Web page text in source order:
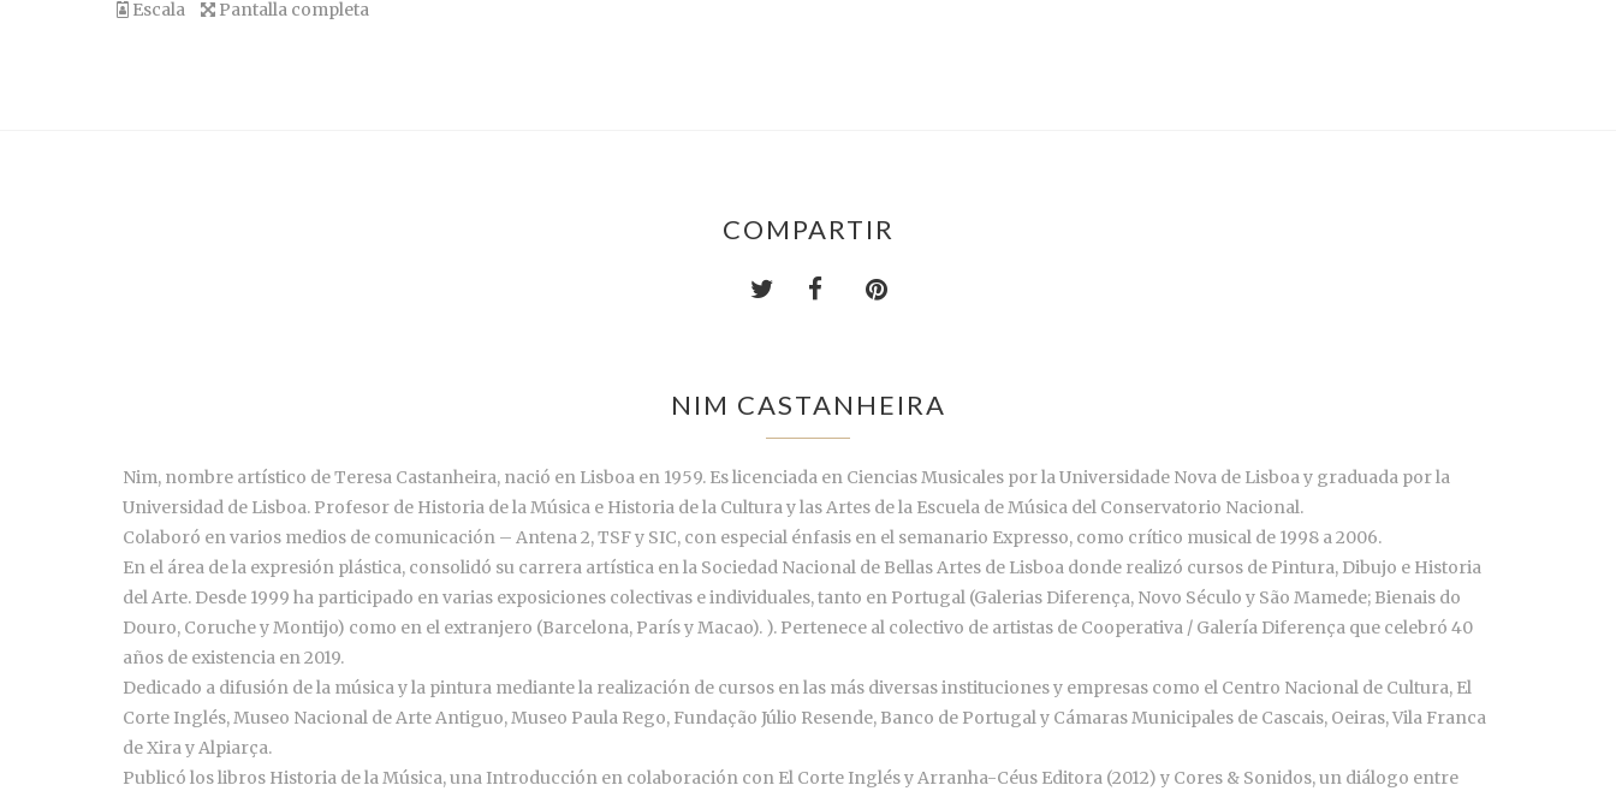
Escala Pantalla completa
COMPARTIR
NIM CASTANHEIRA
Nim, nombre artístico de Teresa Castanheira, nació en Lisboa en 1959. Es licenciada en Ciencias Musicales por la Universidade Nova de Lisboa y graduada por la
Universidad de Lisboa. Profesor de Historia de la Música e Historia de la Cultura y las Artes de la Escuela de Música del Conservatorio Nacional.
Colaboró en varios medios de comunicación – Antena 2, TSF y SIC, con especial énfasis en el semanario Expresso, como crítico musical de 1998 a 2006.
En el área de la expresión plástica, consolidó su carrera artística en la Sociedad Nacional de Bellas Artes de Lisboa donde realizó cursos de Pintura, Dibujo e Historia
del Arte. Desde 1999 ha participado en varias exposiciones colectivas e individuales, tanto en Portugal (Galerias Diferença, Novo Século y São Mamede; Bienais do
Douro, Coruche y Montijo) como en el extranjero (Barcelona, París y Macao). ). Pertenece al colectivo de artistas de Cooperativa / Galería Diferença que celebró 40
años de existencia en 2019.
Dedicado a difusión de la música y la pintura mediante la realización de cursos en las más diversas instituciones y empresas como el Centro Nacional de Cultura, El
Corte Inglés, Museo Nacional de Arte Antiguo, Museo Paula Rego, Fundação Júlio Resende, Banco de Portugal y Cámaras Municipales de Cascais, Oeiras, Vila Franca
de Xira y Alpiarça.
Publicó los libros Historia de la Música, una Introducción en colaboración con El Corte Inglés y Arranha-Céus Editora (2012) y Cores & Sonidos, un diálogo entre